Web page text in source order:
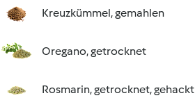
Kreuzkümmel, gemahlen
Oregano, getrocknet
Rosmarin, getrocknet, gehackt